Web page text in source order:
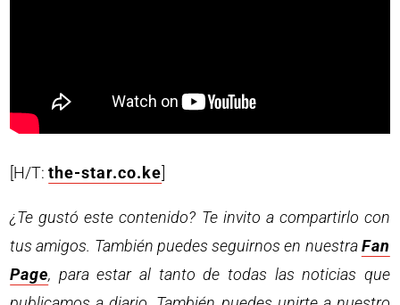
[H/T:the-star.co.ke
¿Te gustó este contenido? Te invito a compartirlo con
tus amigos. También puedes seguirnos en nuestraFan
Page, para estar al tanto de todas las noticias que